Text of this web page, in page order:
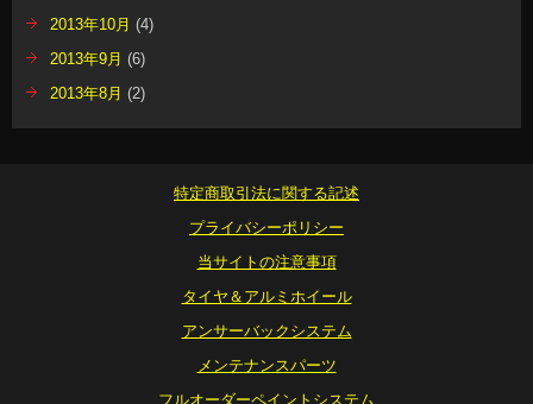
2013年10月 (4)
2013年9月 (6)
2013年8月 (2)
特定商取引法に関する記述
プライバシーポリシー
当サイトの注意事項
タイヤ＆アルミホイール
アンサーバックシステム
メンテナンスパーツ
フルオーダーペイントシステム